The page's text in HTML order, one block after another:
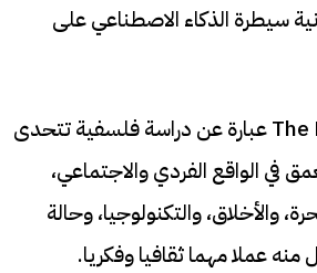
سيطرة الذكاء الاصطناعي على
سلسلة أفلام The Matrix عبارة عن دراسة فلسفية تتحدى
في الواقع الفردي والاجتماعي،
والأخلاق، والتكنولوجيا، وحالة
منه عملا مهما ثقافيا وفكريا.